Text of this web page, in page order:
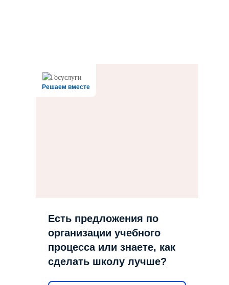
Решаем вместе
Есть предложения по
организации учебного
процесса или знаете, как
сделать школу лучше?